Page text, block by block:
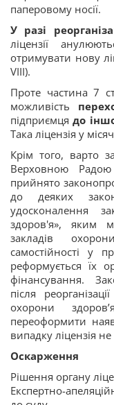
паперовому носії.
У разі
ліцензії
отримувати нову
VIII).
Проте частина 7
можливість
підприємцядо
Така ліцензія у
Крім того, варто
Верховною
прийнято
до деяких
удосконалення
здоров'я», яким
закладів
самостійності у
реформується їх
фінансування.
після
охорони
переоформити
випадку ліцензія
Оскарження
Рішення органу
Експертно-